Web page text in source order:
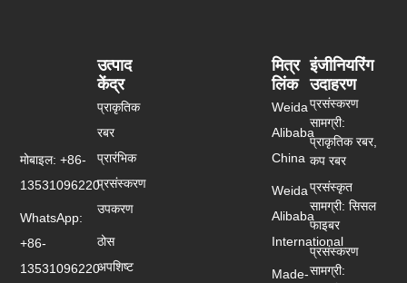
मित्र
लिंक
Weida
Alibaba
China
Weida
Alibaba
International
Made-
उत्पाद
केंद्र
प्राकृतिक
रबर
प्रारंभिक
प्रसंस्करण
उपकरण
ठोस
अपशिष्ट
इंजीनियरिंग
उदाहरण
प्रसंस्करण
सामग्री:
प्राकृतिक रबर,
कप रबर
प्रसंस्कृत
सामग्री: सिसल
फाइबर
प्रसंस्करण
सामग्री:
मोबाइल: +86-
13531096220
WhatsApp:
+86-
13531096220